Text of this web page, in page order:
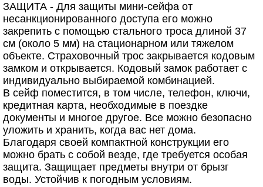
ЗАЩИТА - Для защиты мини-сейфа от
несанкционированного доступа его можно
закрепить с помощью стального троса длиной 37
см (около 5 мм) на стационарном или тяжелом
объекте. Страховочный трос закрывается кодовым
замком и открывается. Кодовый замок работает с
индивидуально выбираемой комбинацией.
В сейф поместится, в том числе, телефон, ключи,
кредитная карта, необходимые в поездке
документы и многое другое. Все можно безопасно
уложить и хранить, когда вас нет дома.
Благодаря своей компактной конструкции его
можно брать с собой везде, где требуется особая
защита. Защищает предметы внутри от брызг
воды. Устойчив к погодным условиям.